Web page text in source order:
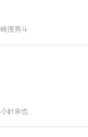
崎濱秀斗
小針幸也